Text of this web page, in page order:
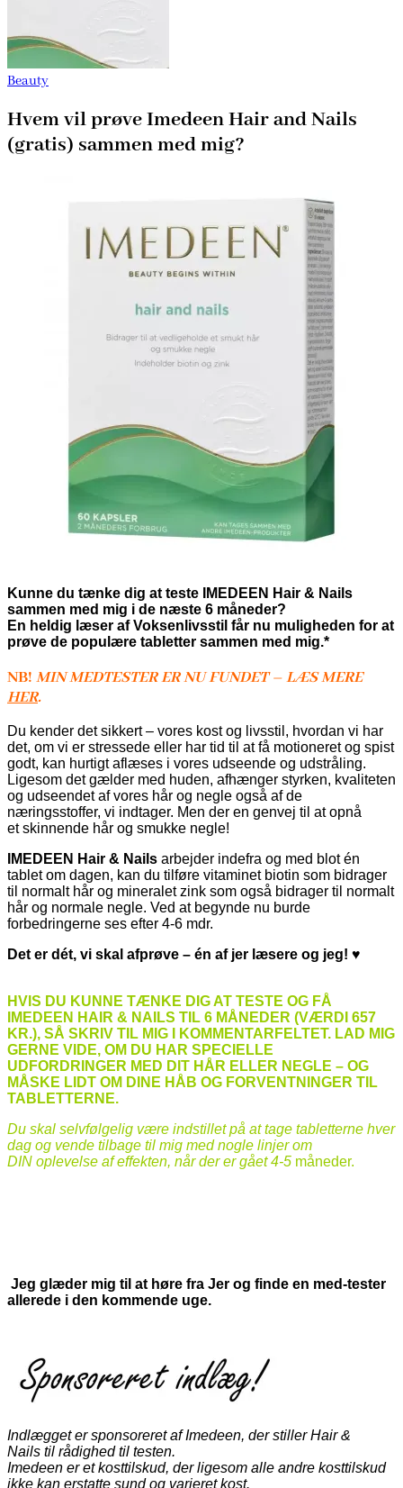
Beauty
Hvem vil prøve Imedeen Hair and Nails
(gratis) sammen med mig?
Kunne du tænke dig at teste IMEDEEN Hair & Nails
sammen med mig i de næste 6 måneder?
En heldig læser af Voksenlivsstil får nu muligheden for at
prøve de populære tabletter sammen med mig.*
NB! MIN MEDTESTER ER NU FUNDET – LÆS MERE
HER.
Du kender det sikkert – vores kost og livsstil, hvordan vi har
det, om vi er stressede eller har tid til at få motioneret og spist
godt, kan hurtigt aflæses i vores udseende og udstråling.
Ligesom det gælder med huden, afhænger styrken, kvaliteten
og udseendet af vores hår og negle også af de
næringsstoffer, vi indtager. Men der en genvej til at opnå
et skinnende hår og smukke negle!
IMEDEEN Hair & Nails arbejder indefra og med blot én
tablet om dagen, kan du tilføre vitaminet biotin som bidrager
til normalt hår og mineralet zink som også bidrager til normalt
hår og normale negle. Ved at begynde nu burde
forbedringerne ses efter 4-6 mdr.
Det er dét, vi skal afprøve – én af jer læsere og jeg! ♥
HVIS DU KUNNE TÆNKE DIG AT TESTE OG FÅ
IMEDEEN HAIR & NAILS TIL 6 MÅNEDER (VÆRDI 657
KR.), SÅ SKRIV TIL MIG I KOMMENTARFELTET. LAD MIG
GERNE VIDE, OM DU HAR SPECIELLE
UDFORDRINGER MED DIT HÅR ELLER NEGLE – OG
MÅSKE LIDT OM DINE HÅB OG FORVENTNINGER TIL
TABLETTERNE.
Du skal selvfølgelig være indstillet på at tage tabletterne hver
dag og vende tilbage til mig med nogle linjer om
DIN oplevelse af effekten, når der er gået 4-5 måneder.
Jeg glæder mig til at høre fra Jer og finde en med-tester
allerede i den kommende uge.
Indlægget er sponsoreret af Imedeen, der stiller Hair &
Nails til rådighed til testen.
Imedeen er et kosttilskud, der ligesom alle andre kosttilskud
ikke kan erstatte sund og varieret kost.